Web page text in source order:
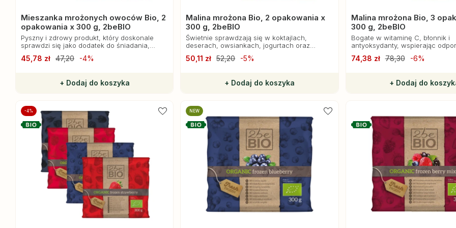
Mieszanka mrożonych owoców Bio, 2
opakowania x 300 g, 2beBIO
Pyszny i zdrowy produkt, który doskonale
sprawdzi się jako dodatek do śniadania,
45,78 zł 47,20 -4%
+ Dodaj do koszyka
Malina mrożona Bio, 2 opakowania x
300 g, 2beBIO
Świetnie sprawdzają się w koktajlach,
deserach, owsiankach, jogurtach oraz
50,11 zł 52,20 -5%
+ Dodaj do koszyka
Malina mrożona Bio, 3
300 g, 2beBIO
Bogate w witaminę C, błonnik i
antyoksydanty, wspierając
74,38 zł 78,30 -6%
+ Dodaj do
-4% NEW